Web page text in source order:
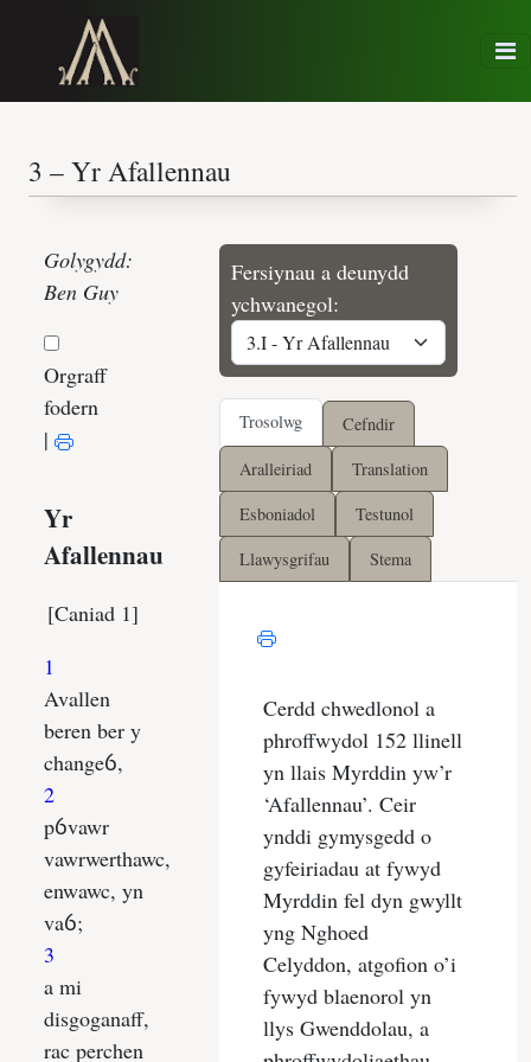
Golygydd:
Ben Guy
Orgraff
fodern
|
Fersiynau a deunydd
ychwanegol:
Trosolwg
Cefndir
Aralleiriad
Translation
Esboniadol
Testunol
Llawysgrifau
Stema